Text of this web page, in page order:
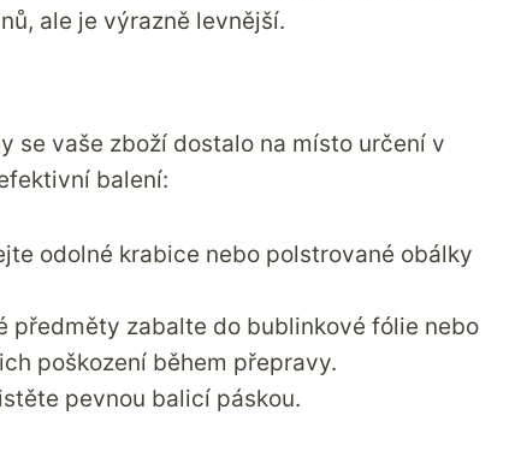
ale je výrazně levnější.
se vaše zboží dostalo na místo určení v
balení:
odolné krabice nebo polstrované obálky
předměty zabalte do bublinkové fólie nebo
poškození během přepravy.
pevnou balicí páskou.